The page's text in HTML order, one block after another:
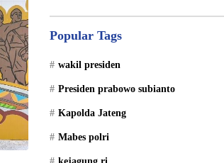
Popular Tags
wakil presiden
Presiden prabowo subianto
Kapolda Jateng
Mabes polri